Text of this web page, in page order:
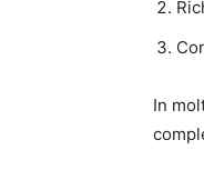
In